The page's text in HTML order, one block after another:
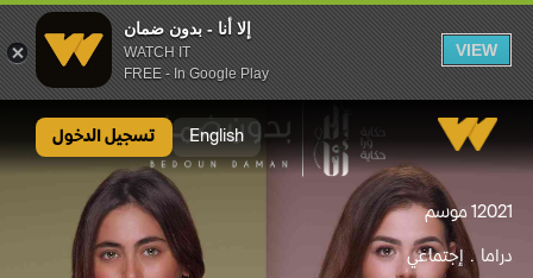
إلا أنا - بدون ضمان
WATCH IT
FREE - In Google Play
VIEW
English تسجيل الدخول
20211 موسم
دراما إجتماعي